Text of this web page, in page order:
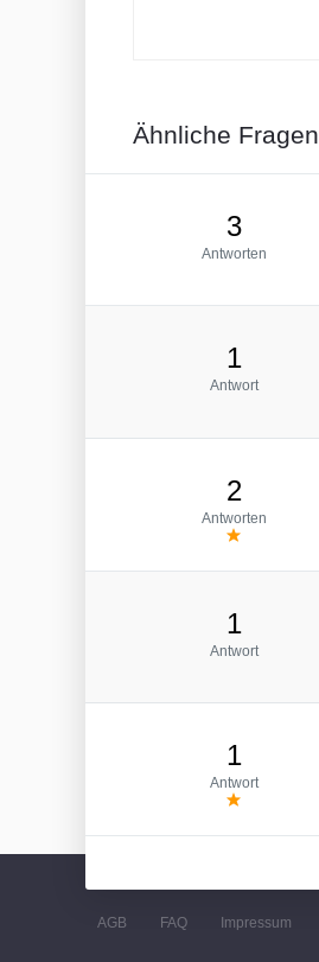
Ähnliche Fragen
3
Antworten
1
Antwort
2
Antworten
1
Antwort
1
Antwort
AGB FAQ Impressum